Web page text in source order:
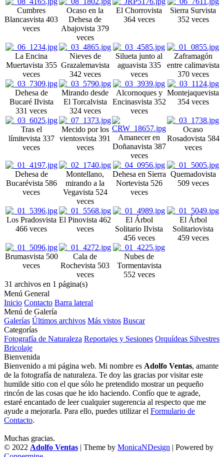
Cumbres
Blancasvista 403
veces
Ocaso en la
Dehesa de
Abajovista 379
veces
El Chorrovista
364 veces
Sierra Survista
352 veces
La Encina
Muertavista 355
veces
Nieves de
Grazalemavista
342 veces
Silueta junto al
aguavista 335
veces
Zaframagón
entre calimavista
370 veces
Dehesa de
Bucaré IIvista
331 veces
Mirando desde
El Torcalvista
324 veces
Alcornoques y
Encinasvista 352
veces
Montejaquevista
354 veces
Tras el
límitevista 337
veces
Mecido por los
vientosvista 391
veces
Amanecer en
Doñanavista 387
veces
Ocaso
Rosadovista 584
veces
Dehesa de
Bucarévista 586
veces
Montellano,
mirando a la
Vegavista 524
veces
Dehesa en Sierra
Nortevista 526
veces
Quemadovista
509 veces
Los Pradosvista
466 veces
El Pinovista 462
veces
El Árbol
Solitario IIvista
456 veces
El Árbol
Solitariovista
459 veces
Brumasvista 500
veces
Cala de
Rochevista 503
veces
Nubes de
Tormentavista
552 veces
31 archivos en 1 página(s)
Menú General
Inicio Contacto Barra lateral
Menú de Galería
Galerías Últimos archivos Más vistos Buscar
Categorías
Fotografía de Naturaleza Reportajes y Sesiones Orquídeas Silvestres
Bricolaje
Bienvenida
Bienvenido a mi página web. Mi nombre es Adolfo Ventas, amante
de la fotografía de naturaleza. Te doy las gracias por visitar este
humilde sitio con el que sólo he pretendido mostrar un pequeño
rincón de las cosas que he ido haciendo. Confío que te agrade,
estaré encantado de leer cualquier sugerencia al respecto que me
ayude a mejorarla. Para ello, puedes utilizar el Formulario de
Contacto.
Muchas gracias.
© 2022 Adolfo Ventas | Theme by MonicaNDesign | Powered by